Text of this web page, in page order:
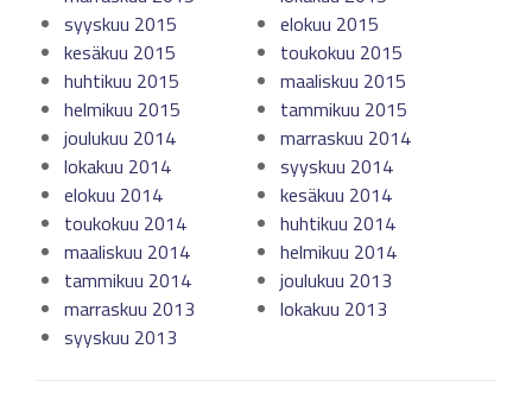
syyskuu 2015
elokuu 2015
kesäkuu 2015
toukokuu 2015
huhtikuu 2015
maaliskuu 2015
helmikuu 2015
tammikuu 2015
joulukuu 2014
marraskuu 2014
lokakuu 2014
syyskuu 2014
elokuu 2014
kesäkuu 2014
toukokuu 2014
huhtikuu 2014
maaliskuu 2014
helmikuu 2014
tammikuu 2014
joulukuu 2013
marraskuu 2013
lokakuu 2013
syyskuu 2013